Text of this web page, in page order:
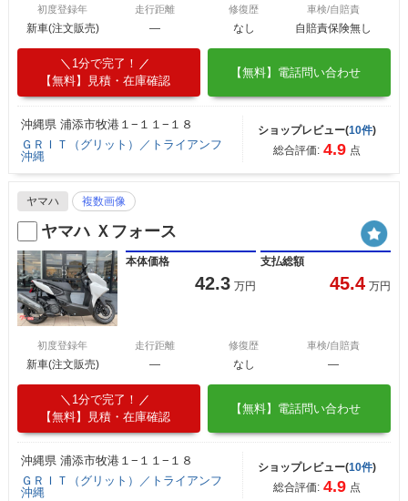
初度登録年
新車(注文販売)
走行距離
―
修復歴
なし
車検/自賠責
自賠責保険無し
1分で完了！
【無料】見積・在庫確認
【無料】電話問い合わせ
沖縄県 浦添市牧港１−１１−１８
ＧＲＩＴ（グリット）／トライアンフ
沖縄
ショップレビュー(10件)
総合評価: 4.9 点
ヤマハ 複数画像
ヤマハ Ｘフォース
本体価格
42.3 万円
支払総額
45.4 万円
初度登録年
新車(注文販売)
走行距離
―
修復歴
なし
車検/自賠責
―
1分で完了！
【無料】見積・在庫確認
【無料】電話問い合わせ
沖縄県 浦添市牧港１−１１−１８
ＧＲＩＴ（グリット）／トライアンフ
沖縄
ショップレビュー(10件)
総合評価: 4.9 点